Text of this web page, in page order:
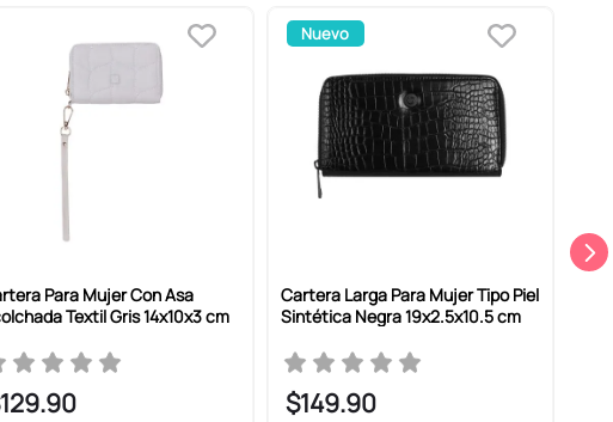
Para Mujer Con Asa
Textil Gris 14x10x3 cm
129.90
Nuevo
Cartera Larga Para Mujer Tipo Piel
Sintética Negra 19x2.5x10.5 cm
$149.90